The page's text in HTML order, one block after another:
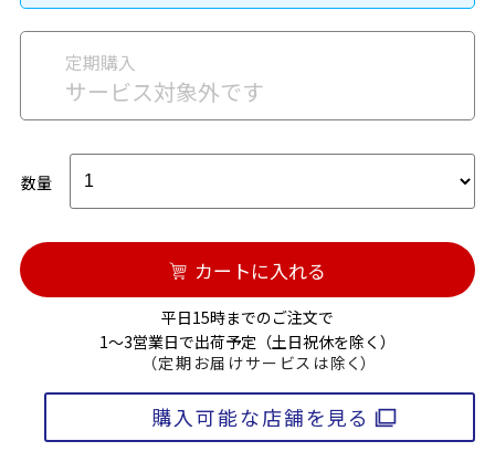
定期購入
サービス対象外です
数量
カートに入れる
平日15時までのご注文で
1～3営業日で出荷予定（土日祝休を除く）
（定期お届けサービスは除く）
購入可能な店舗を見る